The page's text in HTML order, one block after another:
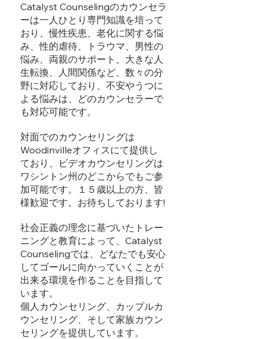
Catalyst Counselingのカウンセラ
ーは一人ひとり専門知識を培って
おり、慢性疾患、老化に関する悩
み、性的虐待、トラウマ、男性の
悩み、両親のサポート、大きな人
生転換、人間関係など、数々の分
野に対応しており、不安やうつに
よる悩みは、どのカウンセラーで
も対応可能です。
対面でのカウンセリングは
Woodinvilleオフィスにて提供し
ており、ビデオカウンセリングは
ワシントン州のどこからでもご参
加可能です。１５歳以上の方、皆
様歓迎です。お待ちしております!
社会正義の理念に基づいたトレー
ニングと教育によって、Catalyst
Counselingでは、どなたでも安心
してゴールに向かっていくことが
出来る環境を作ることを目指して
います。
個人カウンセリング、カップルカ
ウンセリング、そして家族カウン
セリングを提供しています。